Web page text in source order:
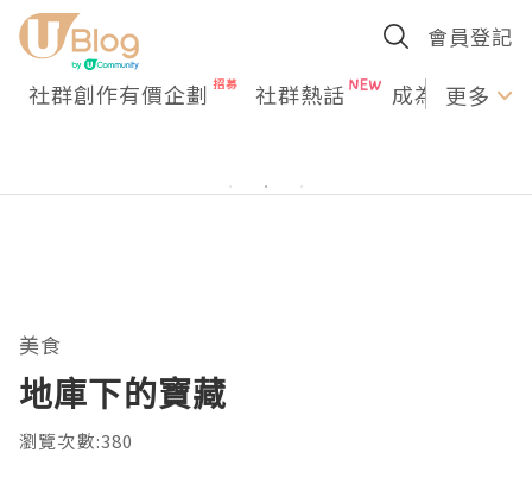
會員登記
社群創作有價企劃 社群熱話 成為U更多
美食
地庫下的寶藏
瀏覽次數:380